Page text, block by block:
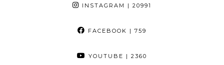
INSTAGRAM | 20991
FACEBOOK | 759
YOUTUBE | 2360